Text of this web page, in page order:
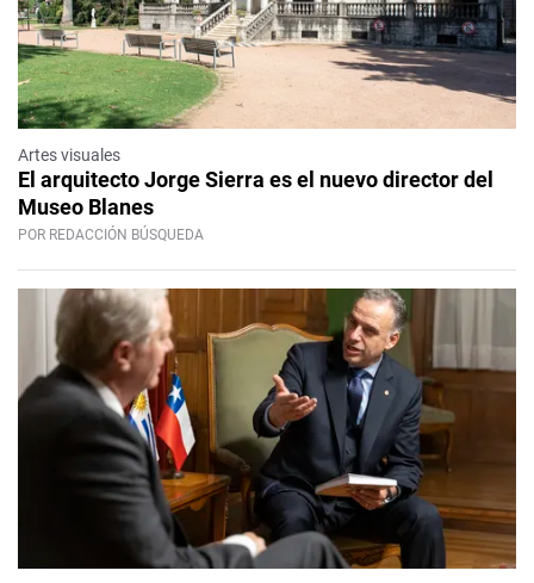
Artes visuales
El arquitecto Jorge Sierra es el nuevo director del
Museo Blanes
POR REDACCIÓN BÚSQUEDA